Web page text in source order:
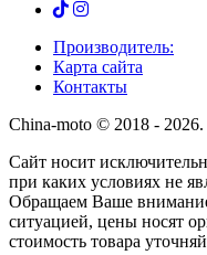
Производитель:
Карта сайта
Контакты
Сhina-moto © 2018 - 2026.
Сайт носит
при каких условиях не
Обращаем Ваше
ситуацией, цены носят
стоимость товара